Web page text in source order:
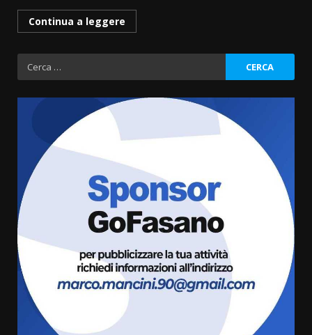
Continua a leggere
Ricerca
per:
La Banda Città di Fasano apre
ufficialmente la Festa di
8 Agosto 2026 11:00
Savelletri in festa, domani sera
grande spettacolo con Uccio De
Santis